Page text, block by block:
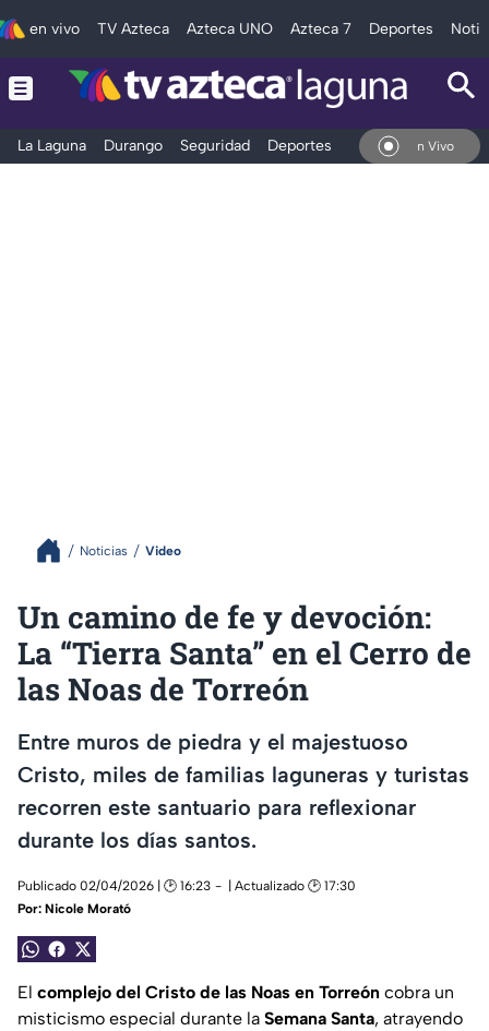
en vivo TV Azteca Azteca UNO Azteca 7 Deportes
La Laguna Durango Seguridad Deportes Entretenimiento
En Vivo
Noticias Video
Un camino de fe y devoción:
La “Tierra Santa” en el Cerro de
las Noas de Torreón
Entre muros de piedra y el majestuoso
Cristo, miles de familias laguneras y turistas
recorren este santuario para reflexionar
durante los días santos.
Publicado 02/04/2026 | 🕑 16:23
| Actualizado 🕑 17:30
Por: Nicole Morató
El complejo del Cristo de las Noas en Torreón cobra un
misticismo especial durante la Semana Santa, atrayendo